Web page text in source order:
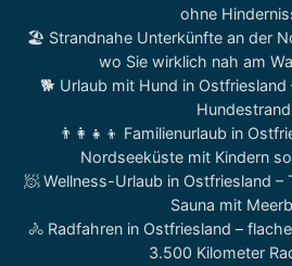
ohne
🏖️ Strandnahe Unterkünfte an der
wo Sie wirklich nah am
🐕 Urlaub mit Hund in Ostfriesland
Hundestrand
👨‍👩‍👧‍👦 Familienurlaub in
Nordseeküste mit Kindern
🧖 Wellness-Urlaub in Ostfriesland –
Sauna mit
🚴 Radfahren in Ostfriesland –
3.500 Kilometer